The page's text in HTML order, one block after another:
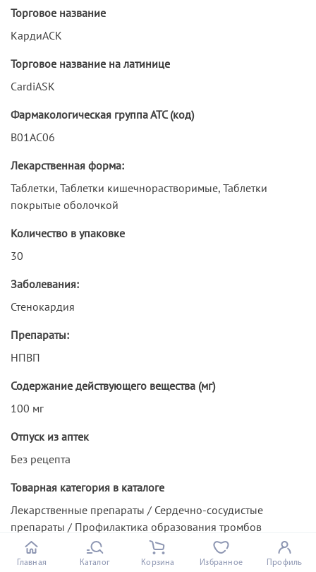
Торговое название
КардиАСК
Торговое название на латинице
CardiASK
Фармакологическая группа АТС (код)
B01AC06
Лекарственная форма:
Таблетки, Таблетки кишечнорастворимые, Таблетки
покрытые оболочкой
Количество в упаковке
30
Заболевания:
Стенокардия
Препараты:
НПВП
Содержание действующего вещества (мг)
100 мг
Отпуск из аптек
Без рецепта
Товарная категория в каталоге
Лекарственные препараты / Сердечно-сосудистые
препараты / Профилактика образования тромбов
Сплит
Главная Каталог Корзина Избранное Профиль